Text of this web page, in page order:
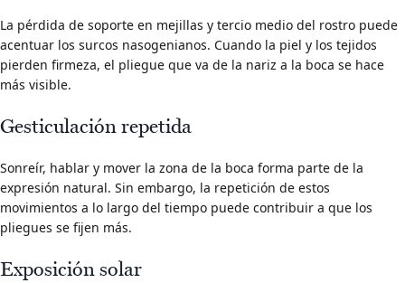
La pérdida de soporte en mejillas y tercio medio del rostro puede
acentuar los surcos nasogenianos. Cuando la piel y los tejidos
pierden firmeza, el pliegue que va de la nariz a la boca se hace
más visible.
Gesticulación repetida
Sonreír, hablar y mover la zona de la boca forma parte de la
expresión natural. Sin embargo, la repetición de estos
movimientos a lo largo del tiempo puede contribuir a que los
pliegues se fijen más.
Exposición solar